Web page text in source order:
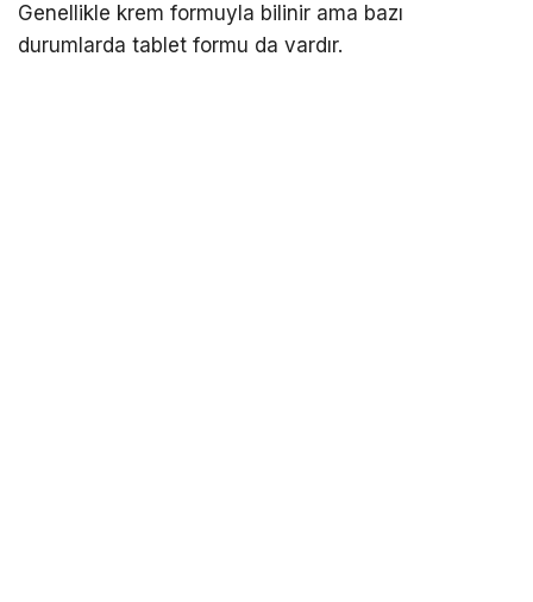
Genellikle krem formuyla bilinir ama bazı
durumlarda tablet formu da vardır.